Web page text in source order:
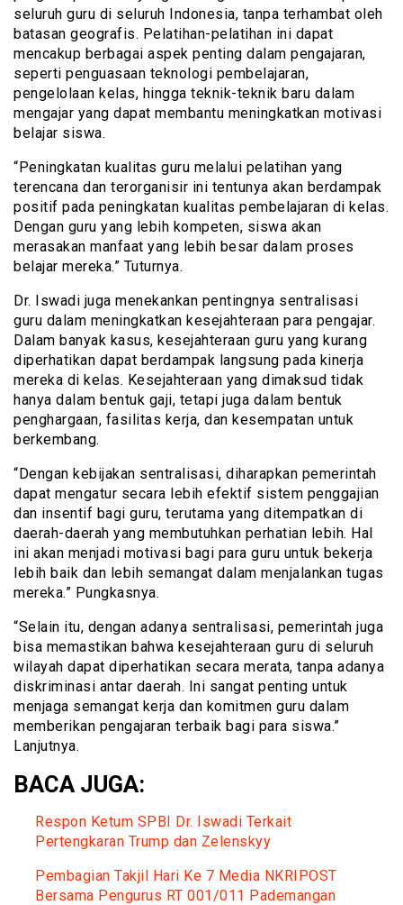
seluruh guru di seluruh Indonesia, tanpa terhambat oleh
batasan geografis. Pelatihan-pelatihan ini dapat
mencakup berbagai aspek penting dalam pengajaran,
seperti penguasaan teknologi pembelajaran,
pengelolaan kelas, hingga teknik-teknik baru dalam
mengajar yang dapat membantu meningkatkan motivasi
belajar siswa.
“Peningkatan kualitas guru melalui pelatihan yang
terencana dan terorganisir ini tentunya akan berdampak
positif pada peningkatan kualitas pembelajaran di kelas.
Dengan guru yang lebih kompeten, siswa akan
merasakan manfaat yang lebih besar dalam proses
belajar mereka.” Tuturnya.
Dr. Iswadi juga menekankan pentingnya sentralisasi
guru dalam meningkatkan kesejahteraan para pengajar.
Dalam banyak kasus, kesejahteraan guru yang kurang
diperhatikan dapat berdampak langsung pada kinerja
mereka di kelas. Kesejahteraan yang dimaksud tidak
hanya dalam bentuk gaji, tetapi juga dalam bentuk
penghargaan, fasilitas kerja, dan kesempatan untuk
berkembang.
“Dengan kebijakan sentralisasi, diharapkan pemerintah
dapat mengatur secara lebih efektif sistem penggajian
dan insentif bagi guru, terutama yang ditempatkan di
daerah-daerah yang membutuhkan perhatian lebih. Hal
ini akan menjadi motivasi bagi para guru untuk bekerja
lebih baik dan lebih semangat dalam menjalankan tugas
mereka.” Pungkasnya.
“Selain itu, dengan adanya sentralisasi, pemerintah juga
bisa memastikan bahwa kesejahteraan guru di seluruh
wilayah dapat diperhatikan secara merata, tanpa adanya
diskriminasi antar daerah. Ini sangat penting untuk
menjaga semangat kerja dan komitmen guru dalam
memberikan pengajaran terbaik bagi para siswa.”
Lanjutnya.
BACA JUGA:
Respon Ketum SPBI Dr. Iswadi Terkait
Pertengkaran Trump dan Zelenskyy
Pembagian Takjil Hari Ke 7 Media NKRIPOST
Bersama Pengurus RT 001/011 Pademangan